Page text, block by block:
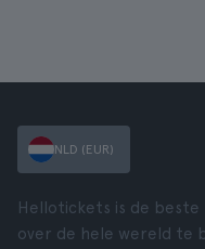
NLD (EUR)
Hellotickets is de
over de hele wereld te